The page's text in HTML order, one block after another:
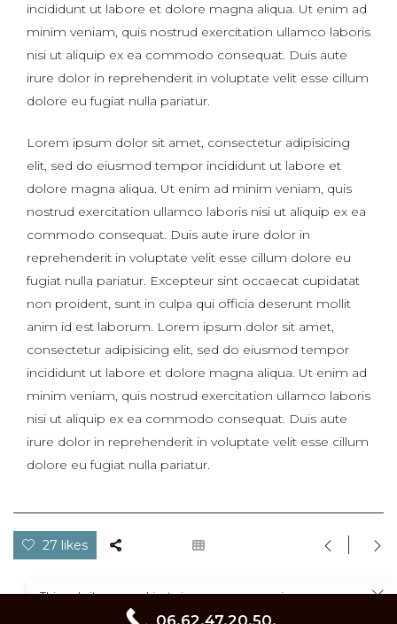
incididunt ut labore et dolore magna aliqua. Ut enim ad
minim veniam, quis nostrud exercitation ullamco laboris
nisi ut aliquip ex ea commodo consequat. Duis aute
irure dolor in reprehenderit in voluptate velit esse cillum
dolore eu fugiat nulla pariatur.
Lorem ipsum dolor sit amet, consectetur adipisicing
elit, sed do eiusmod tempor incididunt ut labore et
dolore magna aliqua. Ut enim ad minim veniam, quis
nostrud exercitation ullamco laboris nisi ut aliquip ex ea
commodo consequat. Duis aute irure dolor in
reprehenderit in voluptate velit esse cillum dolore eu
fugiat nulla pariatur. Excepteur sint occaecat cupidatat
non proident, sunt in culpa qui officia deserunt mollit
anim id est laborum. Lorem ipsum dolor sit amet,
consectetur adipisicing elit, sed do eiusmod tempor
incididunt ut labore et dolore magna aliqua. Ut enim ad
minim veniam, quis nostrud exercitation ullamco laboris
nisi ut aliquip ex ea commodo consequat. Duis aute
irure dolor in reprehenderit in voluptate velit esse cillum
dolore eu fugiat nulla pariatur.
27 likes
©Studio-SD-Photographie_Sylvain delaissez-2026 - All Rights Reserved.
This website uses cookies to improve your experience.
06.62.47.20.50.